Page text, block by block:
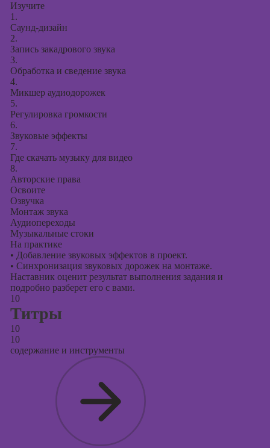
Изучите
1.
Саунд-дизайн
2.
Запись закадрового звука
3.
Обработка и сведение звука
4.
Микшер аудиодорожек
5.
Регулировка громкости
6.
Звуковые эффекты
7.
Где скачать музыку для видео
8.
Авторские права
Освоите
Озвучка
Монтаж звука
Аудиопереходы
Музыкальные стоки
На практике
• Добавление звуковых эффектов в проект.
• Синхронизация звуковых дорожек на монтаже.
Наставник оценит результат выполнения задания и
подробно разберет его с вами.
10
Титры
10
10
содержание и инструменты